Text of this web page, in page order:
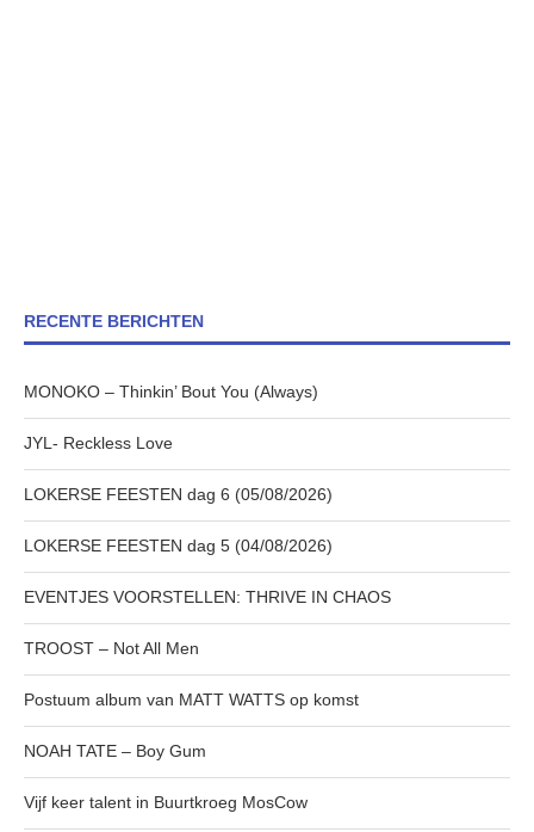
RECENTE BERICHTEN
MONOKO – Thinkin’ Bout You (Always)
JYL- Reckless Love
LOKERSE FEESTEN dag 6 (05/08/2026)
LOKERSE FEESTEN dag 5 (04/08/2026)
EVENTJES VOORSTELLEN: THRIVE IN CHAOS
TROOST – Not All Men
Postuum album van MATT WATTS op komst
NOAH TATE – Boy Gum
Vijf keer talent in Buurtkroeg MosCow